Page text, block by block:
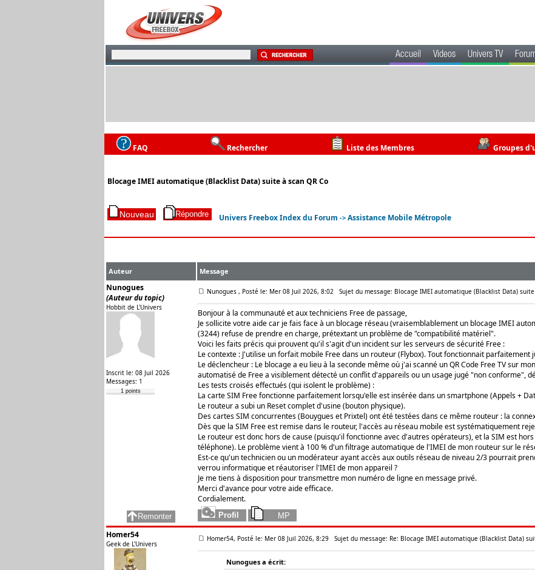
Accueil Videos Univers TV
FAQ Rechercher Liste des Membres Groupes
Blocage IMEI automatique (Blacklist Data) suite à scan QR Co
Univers Freebox Index du Forum -> Assistance Mobile Métropole
Auteur Message
Nunogues
(Auteur du topic)
Hobbit de L'Univers
Inscrit le: 08 Juil 2026
Messages: 1
1 points
Nunogues , Posté le: Mer 08 Juil 2026, 8:02 Sujet du message: Blocage IMEI automatique (Blacklist Data) suite
Bonjour à la communauté et aux techniciens Free de passage,
Je sollicite votre aide car je fais face à un blocage réseau (vraisemblablement un blocage IMEI
(3244) refuse de prendre en charge, prétextant un problème de "compatibilité matériel".
Voici les faits précis qui prouvent qu'il s'agit d'un incident sur les serveurs de sécurité Free :
Le contexte : J'utilise un forfait mobile Free dans un routeur (Flybox). Tout fonctionnait parfaitement
Le déclencheur : Le blocage a eu lieu à la seconde même où j'ai scanné un QR Code Free TV sur
automatisé de Free a visiblement détecté un conflit d'appareils ou un usage jugé "non conforme",
Les tests croisés effectués (qui isolent le problème) :
La carte SIM Free fonctionne parfaitement lorsqu'elle est insérée dans un smartphone (Appels +
Le routeur a subi un Reset complet d'usine (bouton physique).
Des cartes SIM concurrentes (Bouygues et Prixtel) ont été testées dans ce même routeur : la
Dès que la SIM Free est remise dans le routeur, l'accès au réseau mobile est systématiquement
Le routeur est donc hors de cause (puisqu'il fonctionne avec d'autres opérateurs), et la SIM est
téléphone). Le problème vient à 100 % d'un filtrage automatique de l'IMEI de mon routeur sur le
Est-ce qu'un technicien ou un modérateur ayant accès aux outils réseau de niveau 2/3 pourrait
verrou informatique et réautoriser l'IMEI de mon appareil ?
Je me tiens à disposition pour transmettre mon numéro de ligne en message privé.
Merci d'avance pour votre aide efficace.
Cordialement.
Homer54
Geek de L'Univers
Homer54, Posté le: Mer 08 Juil 2026, 8:29 Sujet du message: Re: Blocage IMEI automatique (Blacklist Data)
Nunogues a écrit: